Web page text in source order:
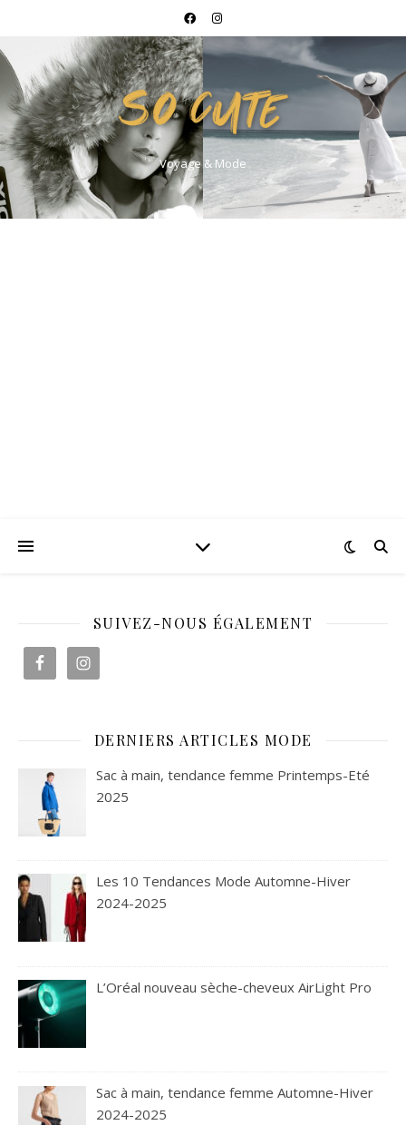
Voyage & Mode
SUIVEZ-NOUS ÉGALEMENT
DERNIERS ARTICLES MODE
Sac à main, tendance femme Printemps-Eté
2025
Les 10 Tendances Mode Automne-Hiver
2024-2025
L’Oréal nouveau sèche-cheveux AirLight Pro
Sac à main, tendance femme Automne-Hiver
2024-2025